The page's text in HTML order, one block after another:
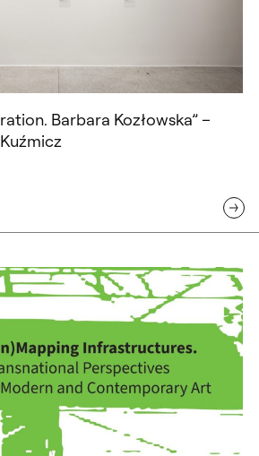
Barbara Kozłowska” –
na konferencji
materiały organizatora